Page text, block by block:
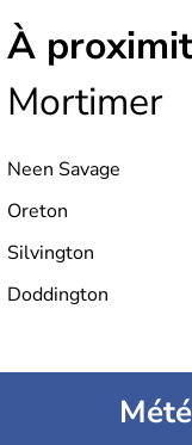
À
Mortimer
Neen Savage
Oreton
Silvington
Doddington